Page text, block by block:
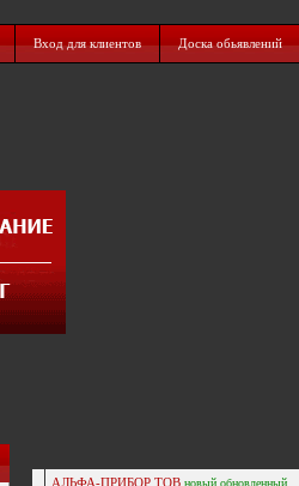
Вход для клиентов Доска обьявлений
АЛЬФА-ПРИБОР ТОВ новый обновленный